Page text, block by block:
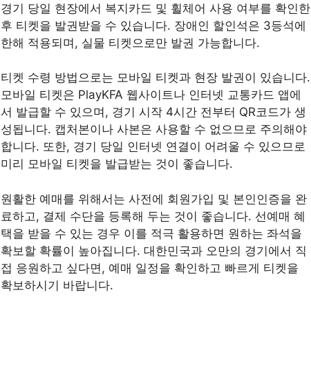
경기 당일 현장에서 복지카드 및 휠체어 사용 여부를 확인한
후 티켓을 발권받을 수 있습니다. 장애인 할인석은 3등석에
한해 적용되며, 실물 티켓으로만 발권 가능합니다.
티켓 수령 방법으로는 모바일 티켓과 현장 발권이 있습니다.
모바일 티켓은 PlayKFA 웹사이트나 인터넷 교통카드 앱에
서 발급할 수 있으며, 경기 시작 4시간 전부터 QR코드가 생
성됩니다. 캡처본이나 사본은 사용할 수 없으므로 주의해야
합니다. 또한, 경기 당일 인터넷 연결이 어려울 수 있으므로
미리 모바일 티켓을 발급받는 것이 좋습니다.
원활한 예매를 위해서는 사전에 회원가입 및 본인인증을 완
료하고, 결제 수단을 등록해 두는 것이 좋습니다. 선예매 혜
택을 받을 수 있는 경우 이를 적극 활용하면 원하는 좌석을
확보할 확률이 높아집니다. 대한민국과 오만의 경기에서 직
접 응원하고 싶다면, 예매 일정을 확인하고 빠르게 티켓을
확보하시기 바랍니다.